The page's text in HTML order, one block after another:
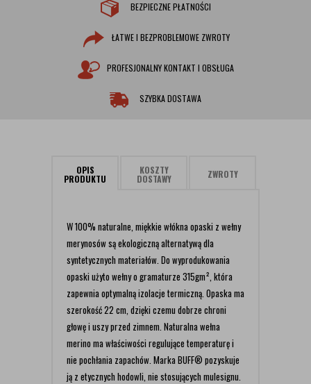
BEZPIECZNE PŁATNOŚCI
ŁATWE I BEZPROBLEMOWE ZWROTY
PROFESJONALNY KONTAKT I OBSŁUGA
SZYBKA DOSTAWA
OPIS
PRODUKTU
KOSZTY
DOSTAWY ZWROTY
W 100% naturalne, miękkie włókna opaski z wełny
merynosów są ekologiczną alternatywą dla
syntetycznych materiałów. Do wyprodukowania
opaski użyto wełny o gramaturze 315gm², która
zapewnia optymalną izolacje termiczną. Opaska ma
szerokość 22 cm, dzięki czemu dobrze chroni
głowę i uszy przed zimnem. Naturalna wełna
merino ma właściwości regulujące temperaturę i
nie pochłania zapachów. Marka BUFF® pozyskuje
ją z etycznych hodowli, nie stosujących mulesignu.